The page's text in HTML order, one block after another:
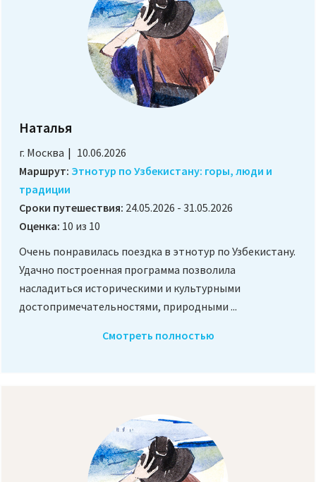
Наталья
г. Москва
10.06.2026
Маршрут: Этнотур по Узбекистану: горы, люди и
традиции
Сроки путешествия: 24.05.2026 - 31.05.2026
Оценка: 10 из 10
Очень понравилась поездка в этнотур по Узбекистану.
Удачно построенная программа позволила
насладиться историческими и культурными
достопримечательностями, природными ...
Смотреть полностью